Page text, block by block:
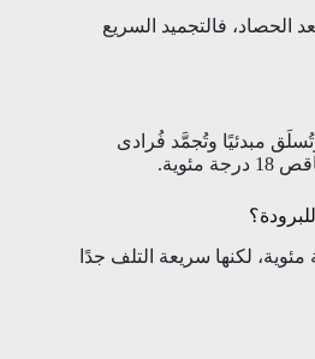
الحصاد، فالتجميد السريع
مبدئيًا وتُجمَّد فُرادى
باردة قرب 0 درجة مئوية، لكنها سريعة التلف جدًا